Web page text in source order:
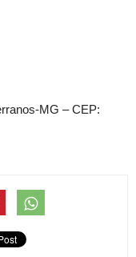
MG – CEP: